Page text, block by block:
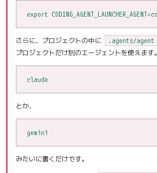
さらに、プロジェクトの中に .agents/agent
プロジェクトだけ別のエージェントを使えます。
とか、
みたいに書くだけです。